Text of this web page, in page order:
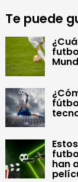
Te puede
han